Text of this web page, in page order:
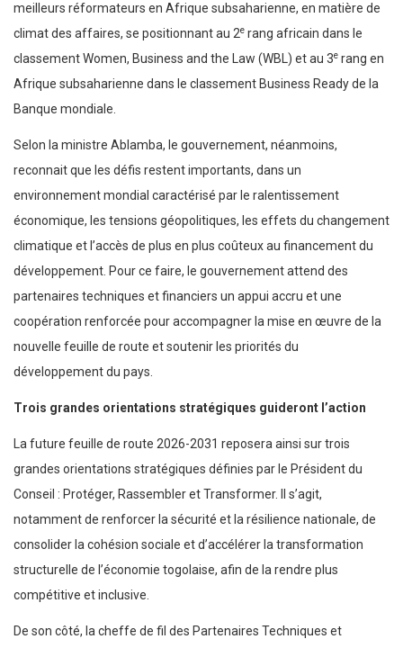
meilleurs réformateurs en Afrique subsaharienne, en matière de
climat des affaires, se positionnant au 2e rang africain dans le
classement Women, Business and the Law (WBL) et au 3e rang en
Afrique subsaharienne dans le classement Business Ready de la
Banque mondiale.
Selon la ministre Ablamba, le gouvernement, néanmoins,
reconnait que les défis restent importants, dans un
environnement mondial caractérisé par le ralentissement
économique, les tensions géopolitiques, les effets du changement
climatique et l’accès de plus en plus coûteux au financement du
développement. Pour ce faire, le gouvernement attend des
partenaires techniques et financiers un appui accru et une
coopération renforcée pour accompagner la mise en œuvre de la
nouvelle feuille de route et soutenir les priorités du
développement du pays.
Trois grandes orientations stratégiques guideront l’action
La future feuille de route 2026-2031 reposera ainsi sur trois
grandes orientations stratégiques définies par le Président du
Conseil : Protéger, Rassembler et Transformer. Il s’agit,
notamment de renforcer la sécurité et la résilience nationale, de
consolider la cohésion sociale et d’accélérer la transformation
structurelle de l’économie togolaise, afin de la rendre plus
compétitive et inclusive.
De son côté, la cheffe de fil des Partenaires Techniques et